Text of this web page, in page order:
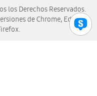
los Derechos Reservados.
de Chrome, Edge,